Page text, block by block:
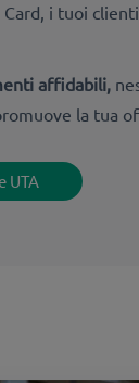
i tuoi
affidabili,
la tua
UTA